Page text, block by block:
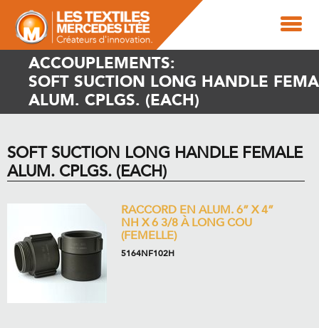
ACCOUPLEMENTS:
SOFT SUCTION LONG HANDLE
ALUM. CPLGS. (EACH)
SOFT SUCTION LONG HANDLE FEMALE
ALUM. CPLGS. (EACH)
RACCORD EN ALUM. 6” X 4”
NH X 6 3/8 À LONG COU
(FEMELLE)
5164NF102H